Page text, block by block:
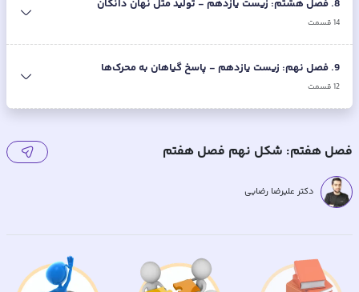
8
. فصل هشتم: زیست یازدهم - تولید مثل نهان دانگان
14قسمت
9
. فصل نهم: زیست یازدهم - پاسخ گیاهان به محرک‌ها
12قسمت
فصل هفتم: شکل نهم فصل هفتم
دکتر علیرضا رضایی